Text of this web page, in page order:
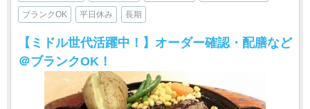
ブランクOK 平日休み 長期
【ミドル世代活躍中！】オーダー確認・配膳など
＠ブランクOK！